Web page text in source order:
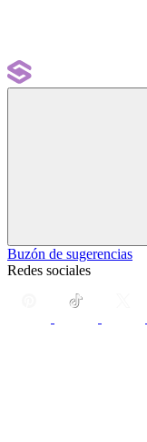
Buzón de sugerencias
Redes sociales